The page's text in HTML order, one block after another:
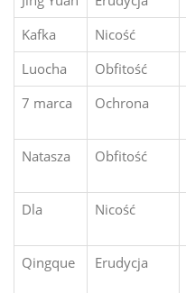
Kafka
Nicość
Luocha
Obfitość
7 marca
Ochrona
Natasza
Obfitość
Dla
Nicość
Qingque
Erudycja